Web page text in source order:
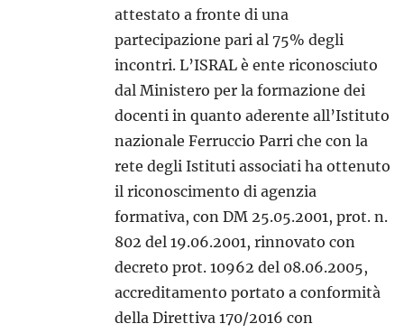
attestato a fronte di una
partecipazione pari al 75% degli
incontri. L’ISRAL è ente riconosciuto
dal Ministero per la formazione dei
docenti in quanto aderente all’Istituto
nazionale Ferruccio Parri che con la
rete degli Istituti associati ha ottenuto
il riconoscimento di agenzia
formativa, con DM 25.05.2001, prot. n.
802 del 19.06.2001, rinnovato con
decreto prot. 10962 del 08.06.2005,
accreditamento portato a conformità
della Direttiva 170/2016 con